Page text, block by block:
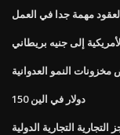
مهمة جدا في العمل
إلى جنيه بريطاني
النمو العدوانية
150 دولار في الين
التجارية التجارية الدولية